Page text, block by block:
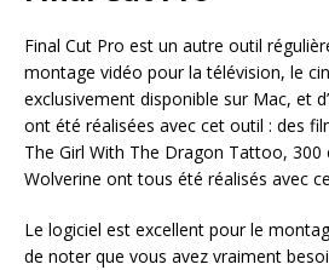
Final Cut Pro est un autre outil
montage vidéo pour la télévision, le
exclusivement disponible sur Mac, et
ont été réalisées avec cet outil : des
The Girl With The Dragon Tattoo, 300
Wolverine ont tous été réalisés avec
Le logiciel est excellent pour le
de noter que vous avez vraiment